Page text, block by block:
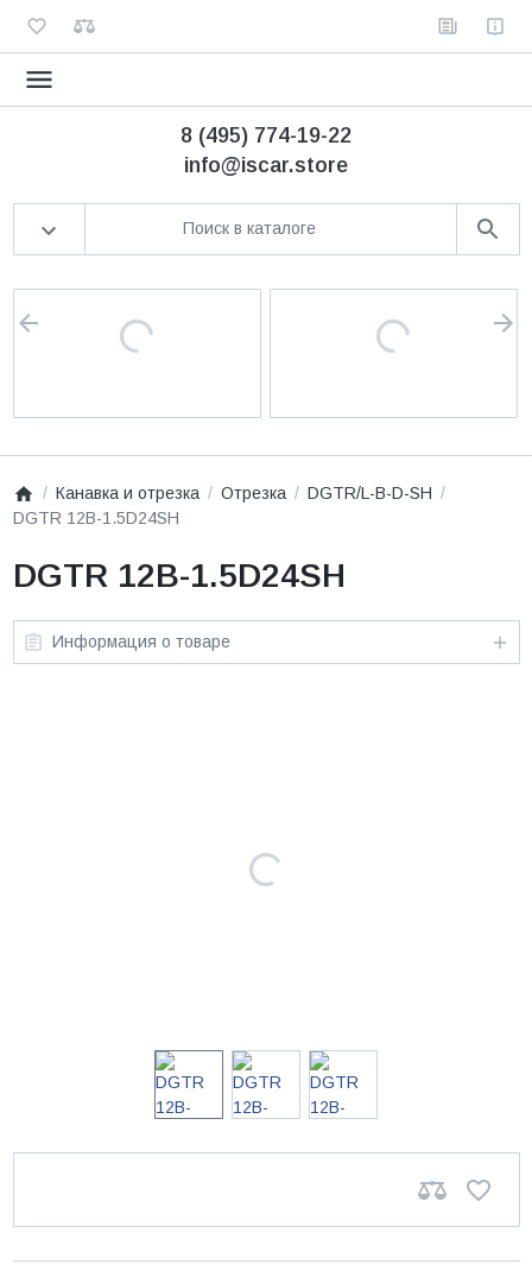
8 (495) 774-19-22
info@iscar.store
Канавка и отрезка Отрезка
DGTR/L-B-D-SH
DGTR 12B-1.5D24SH
DGTR 12B-1.5D24SH
Информация о товаре